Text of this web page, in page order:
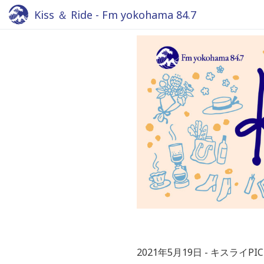
Kiss ＆ Ride - Fm yokohama 84.7
2021年5月19日 キスライ